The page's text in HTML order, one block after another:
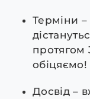
Терміни
протягом
обіцяємо!
Досвід –